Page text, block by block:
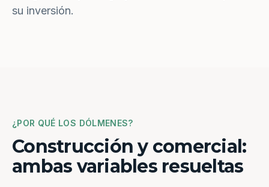
su inversión.
¿POR QUÉ LOS DÓLMENES?
Construcción y comercial:
ambas variables resueltas